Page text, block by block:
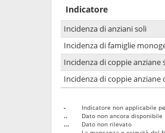
Indicatore
Incidenza di anziani soli
Incidenza di famiglie
Incidenza di coppie anziane
Incidenza di coppie anziane
-
Indicatore non applicabile
..
Dato non ancora disponibile
...
Dato non rilevato